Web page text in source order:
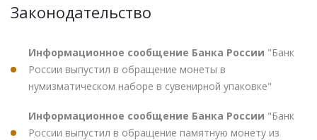
Законодательство
Информационное сообщение Банка России "Банк
России выпустил в обращение монеты в
нумизматическом наборе в сувенирной упаковке"
Информационное сообщение Банка России "Банк
России выпустил в обращение памятную монету из